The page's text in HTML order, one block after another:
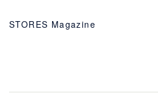
STORES Magazine